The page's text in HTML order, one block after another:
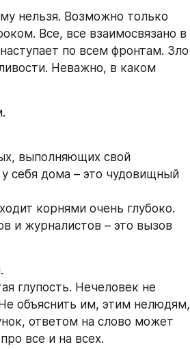
нельзя. Возможно только
Все, все взаимосвязано в
по всем фронтам. Зло
Неважно, в каком
выполняющих свой
себя дома – это чудовищный
корнями очень глубоко.
и журналистов – это вызов
глупость. Нечеловек не
объяснить им, этим нелюдям,
ответом на слово может
все и на всех.